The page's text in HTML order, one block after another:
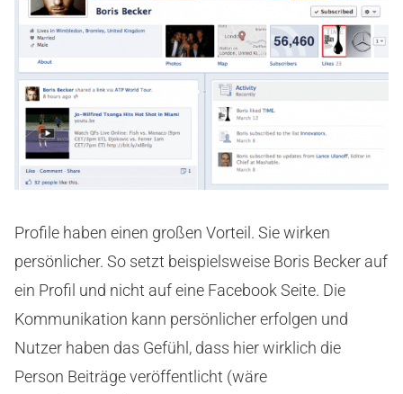
Profile haben einen großen Vorteil. Sie wirken
persönlicher. So setzt beispielsweise Boris Becker auf
ein Profil und nicht auf eine Facebook Seite. Die
Kommunikation kann persönlicher erfolgen und
Nutzer haben das Gefühl, dass hier wirklich die
Person Beiträge veröffentlicht (wäre